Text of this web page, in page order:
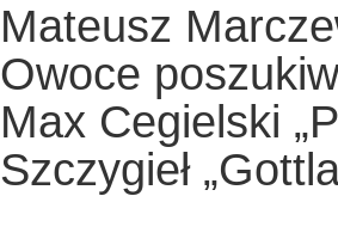
Mateusz
Owoce
Max Cegielski
Szczygieł